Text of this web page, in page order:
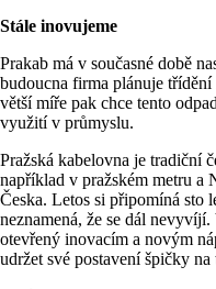
Stále inovujeme
Prakab má v současné době
budoucna firma plánuje
větší míře pak chce tento
využití v průmyslu.
Pražská kabelovna je tradiční
například v pražském metru a
Česka. Letos si připomíná sto
neznamená, že se dál
otevřený inovacím a novým
udržet své postavení špičky na